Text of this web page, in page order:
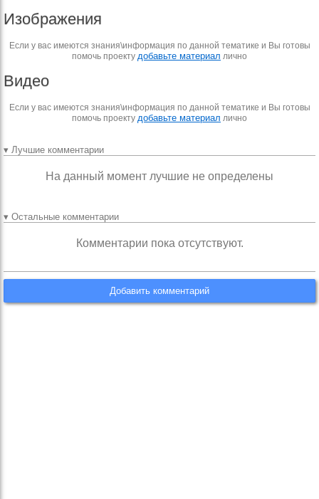
Изображения
Если у вас имеются знания\информация по данной тематике и Вы готовы
помочь проекту добавьте материал лично
Видео
Если у вас имеются знания\информация по данной тематике и Вы готовы
помочь проекту добавьте материал лично
▾ Лучшие комментарии
На данный момент лучшие не определены
▾ Остальные комментарии
Комментарии пока отсутствуют.
Добавить комментарий